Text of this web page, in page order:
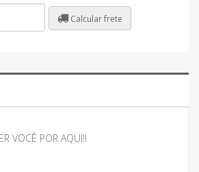
Calcular frete
VOCÊ POR AQUI!!